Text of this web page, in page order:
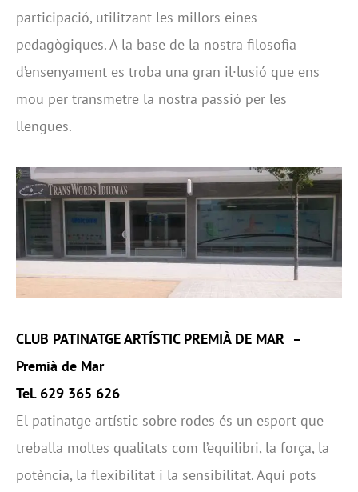
participació, utilitzant les millors eines
pedagògiques. A la base de la nostra filosofia
d’ensenyament es troba una gran il·lusió que ens
mou per transmetre la nostra passió per les
llengües.
CLUB PATINATGE ARTÍSTIC PREMIÀ DE MAR –
Premià de Mar
Tel. 629 365 626
El patinatge artístic sobre rodes és un esport que
treballa moltes qualitats com l’equilibri, la força, la
potència, la flexibilitat i la sensibilitat. Aquí pots